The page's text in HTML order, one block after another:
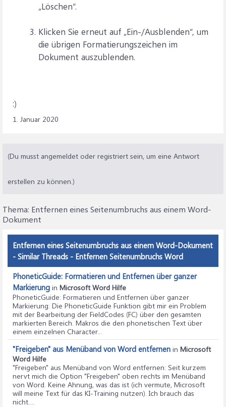
„Löschen“.
Klicken Sie erneut auf „Ein-/Ausblenden“, um
die übrigen Formatierungszeichen im
Dokument auszublenden.
:)
1. Januar 2020
(Du musst angemeldet oder registriert sein, um eine Antwort
erstellen zu können.)
Thema: Entfernen eines Seitenumbruchs aus einem Word-
Dokument
Entfernen eines Seitenumbruchs aus einem Word-Dokument
- Similar Threads - Entfernen Seitenumbruchs Word
PhoneticGuide: Formatieren und Entfernen über ganzer
Markierung in Microsoft Word Hilfe
PhoneticGuide: Formatieren und Entfernen über ganzer
Markierung: Die PhoneticGuide Funktion gibt mir ein Problem
mit der Bearbeitung der FieldCodes (FC) über den gesamten
markierten Bereich. Makros die den phonetischen Text über
einem einzelnen Character...
"Freigeben" aus Menüband von Word entfernen in Microsoft
Word Hilfe
"Freigeben" aus Menüband von Word entfernen: Seit kurzem
nervt mich die Option "Freigeben" oben rechts im Menüband
von Word. Keine Ahnung, was das ist (ich vermute, Microsoft
will meine Text für das KI-Training nutzen). Ich brauch das
nicht....